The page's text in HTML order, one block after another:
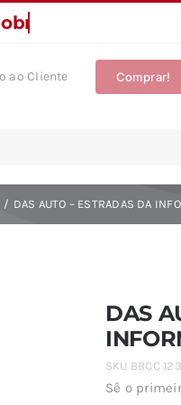
ao Cliente Comprar!
DAS AUTO – ESTRADAS DA
DAS
SKU BBCC 123
Sê o